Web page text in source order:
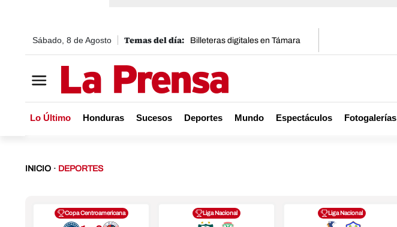
Sábado, 8 de Agosto Billeteras digitales en Támara
Lo Último Honduras Sucesos Deportes Mundo Espectáculos Fotogalerías
INICIO · DEPORTES
Copa Centroamericana Liga Nacional Liga Nacional